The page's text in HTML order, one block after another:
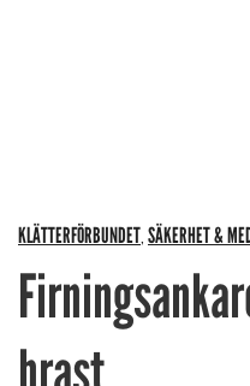
KLÄTTERFÖRBUNDET SÄKERHET &